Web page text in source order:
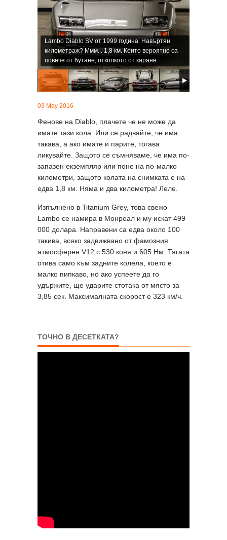
Lambo Diablo SV от 1999 година. Навъртян
километраж? Ммм... 1,8 км. Които вероятно са
повече от бутане, отколкото от каране
03 May 2016
Фенове на Diablo, плачете че не може да
имате тази кола. Или се радвайте, че има
такава, а ако имате и парите, тогава
ликувайте. Защото се съмняваме, че има по-
запазен екземпляр или поне на по-малко
километри, защото колата на снимката е на
едва 1,8 км. Няма и два километра! Леле.
Изпълнено в Titanium Grey, това свежо
Lambo се намира в Монреал и му искат 499
000 долара. Направени са едва около 100
такива, всяко задвижвано от фамозния
атмосферен V12 с 530 коня и 605 Нм. Тягата
отива само към задните колела, което е
малко пипкаво, но ако успеете да го
удържите, ще ударите стотака от място за
3,85 сек. Максималната скорост е 323 км/ч.
ТОЧНО В ДЕСЕТКАТА?